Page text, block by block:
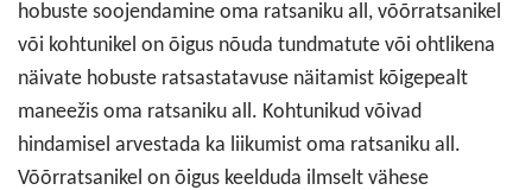
hobuste soojendamine oma ratsaniku all, võõrratsanikel
või kohtunikel on õigus nõuda tundmatute või ohtlikena
näivate hobuste ratsastatavuse näitamist kõigepealt
maneežis oma ratsaniku all. Kohtunikud võivad
hindamisel arvestada ka liikumist oma ratsaniku all.
Võõrratsanikel on õigus keelduda ilmselt vähese